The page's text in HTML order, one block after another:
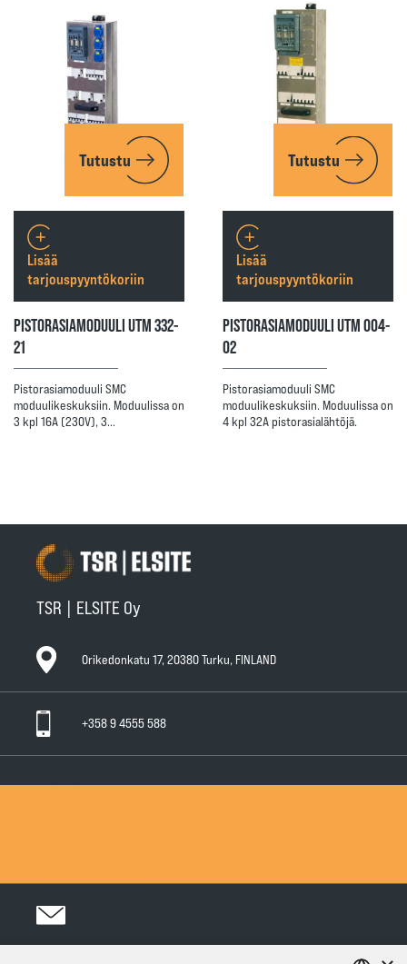
Tutustu
PISTORASIAMODUULI UTM 332-
21
Pistorasiamoduuli SMC
moduulikeskuksiin. Moduulissa on
3 kpl 16A (230V), 3…
Lisää
tarjouspyyntökoriin
Tutustu
PISTORASIAMODUULI UTM 004-
02
Pistorasiamoduuli SMC
moduulikeskuksiin. Moduulissa on
4 kpl 32A pistorasialähtöjä.
Lisää
tarjouspyyntökoriin
TSR | ELSITE Oy
Orikedonkatu 17, 20380 Turku, FINLAND
+358 9 4555 588